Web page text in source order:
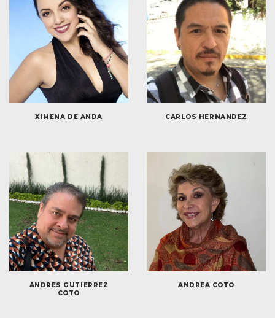
XIMENA DE ANDA CARLOS HERNANDEZ
ANDRES GUTIERREZ
COTO
ANDREA COTO